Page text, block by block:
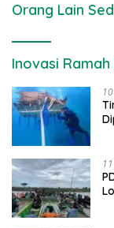
Orang Lain
Inovasi